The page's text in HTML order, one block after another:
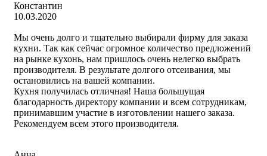
Константин
10.03.2020
Мы очень долго и тщательно выбирали фирму для заказа
кухни. Так как сейчас огромное количество предложений
на рынке кухонь, нам пришлось очень нелегко выбрать
производителя. В результате долгого отсеивания, мы
остановились на вашей компании.
Кухня получилась отличная! Наша большущая
благодарность директору компании и всем сотрудникам,
принимавшим участие в изготовлении нашего заказа.
Рекомендуем всем этого производителя.